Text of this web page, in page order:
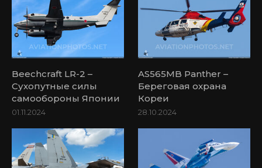
Beechcraft LR-2 –
Сухопутные силы
самообороны Японии
01.11.2024
AS565MB Panther –
Береговая охрана
Кореи
28.10.2024